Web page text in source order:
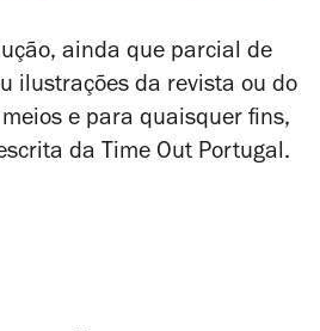
ainda que parcial de
ilustrações da revista ou do
e para quaisquer fins,
da Time Out Portugal.